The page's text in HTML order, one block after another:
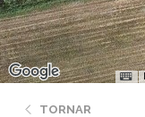
TORNAR